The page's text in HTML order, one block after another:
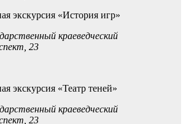
экскурсия «История игр»
краеведческий
23
экскурсия «Театр теней»
краеведческий
23